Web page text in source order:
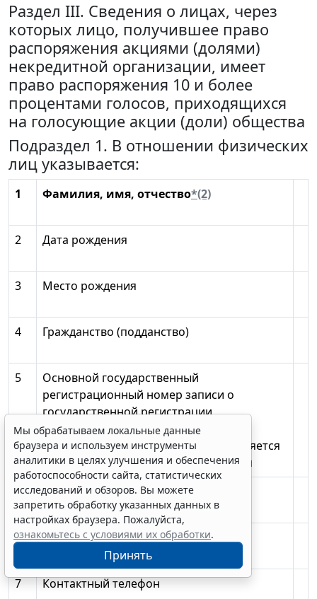
Раздел III. Сведения о лицах, через
которых лицо, получившее право
распоряжения акциями (долями)
некредитной организации, имеет
право распоряжения 10 и более
процентами голосов, приходящихся
на голосующие акции (доли) общества
Подраздел 1. В отношении физических
лиц указывается:
1 Фамилия, имя, отчество*(2)
2 Дата рождения
3 Место рождения
4 Гражданство (подданство)
5
Основной государственный
регистрационный номер записи о
государственной регистрации
индивидуального предпринимателя
(ОГРНИП), если физическое лицо является
индивидуальным предпринимателем
5.1
ИНН (при наличии)
6
Место жительства и (или) место
пребывания
7
Контактный телефон
Мы обрабатываем локальные данные
браузера и используем инструменты
аналитики в целях улучшения и обеспечения
работоспособности сайта, статистических
исследований и обзоров. Вы можете
запретить обработку указанных данных в
настройках браузера. Пожалуйста,
ознакомьтесь с условиями их обработки.
Принять